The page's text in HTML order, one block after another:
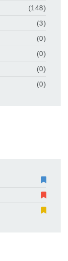
(148)
(3)
(0)
(0)
(0)
(0)